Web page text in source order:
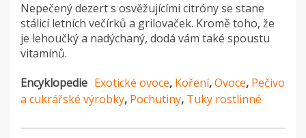
Nepečený dezert s osvěžujícími citróny se stane
stálicí letních večírků a grilovaček. Kromě toho, že
je lehoučký a nadýchaný, dodá vám také spoustu
vitamínů.
Encyklopedie Exotické ovoce, Koření,Ovoce, Pečivo
a cukrářské výrobky, Pochutiny, Tuky rostlinné